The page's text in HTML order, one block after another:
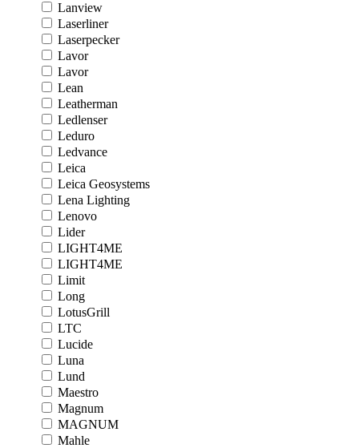
Lanview
Laserliner
Laserpecker
Lavor
Lavor
Lean
Leatherman
Ledlenser
Leduro
Ledvance
Leica
Leica Geosystems
Lena Lighting
Lenovo
Lider
LIGHT4ME
LIGHT4ME
Limit
Long
LotusGrill
LTC
Lucide
Luna
Lund
Maestro
Magnum
MAGNUM
Mahle